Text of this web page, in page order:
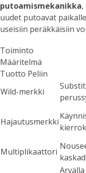
putoamismekanikka
uudet putoavat
useisiin peräkkäisiin
Toiminto
Määritelmä
Tuotto Peliin
Wild-merkki
Hajautusmerkki
Multiplikaattori